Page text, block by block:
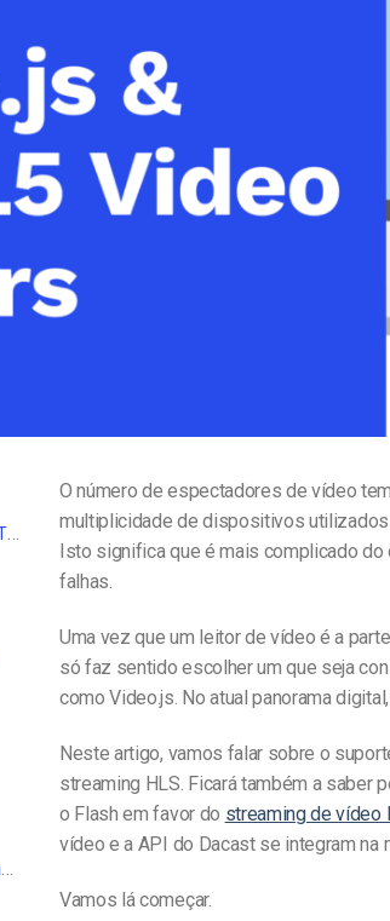
Video CMS
e Segurança
Vantagens da utilização de um leitor de vídeo HTML5
O número de espectadores de vídeo
multiplicidade de dispositivos utilizados
Isto significa que é mais complicado
falhas.
Uma vez que um leitor de vídeo é a
só faz sentido escolher um que seja
como Video.js. No atual panorama
Neste artigo, vamos falar sobre o
streaming HLS. Ficará também a saber
o Flash em favor do streaming de vídeo
vídeo e a API do Dacast se integram na
Vamos lá começar.